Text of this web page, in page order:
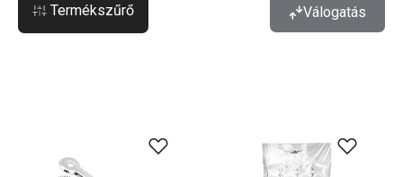
Termékszűrő Válogatás